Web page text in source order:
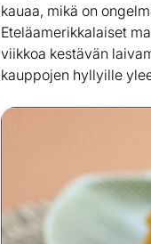
kauaa, mikä on
Eteläamerikkalaiset
viikkoa kestävän
kauppojen hyllyille